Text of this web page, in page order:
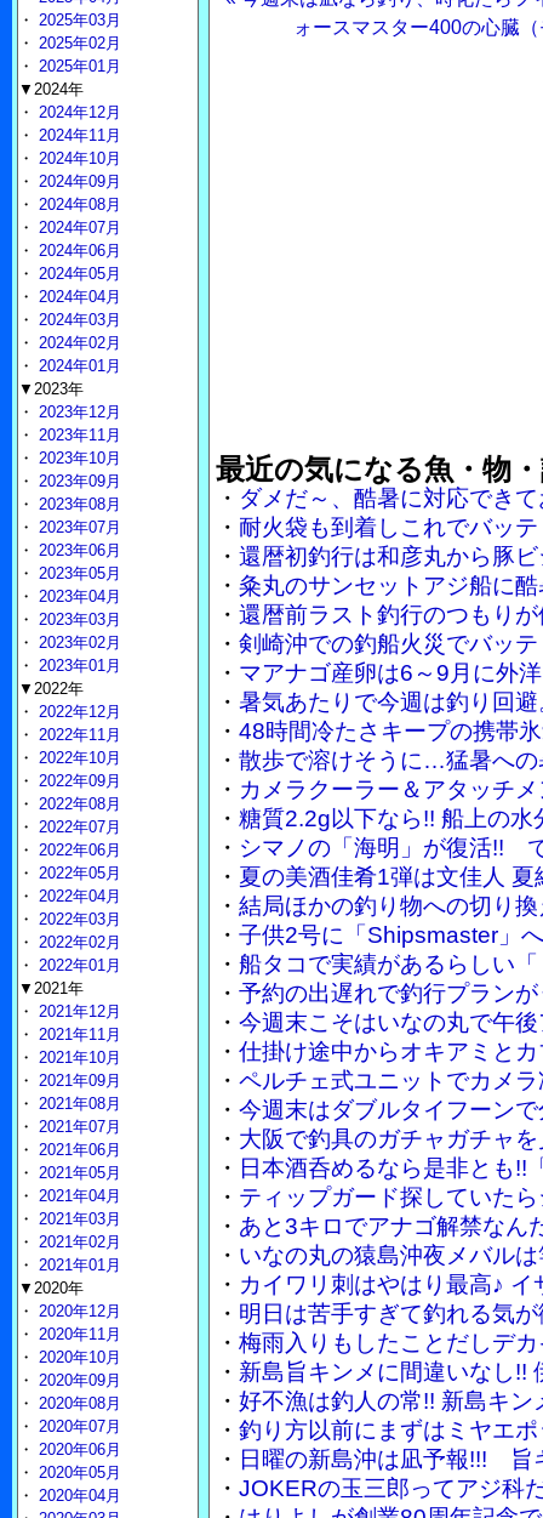
ォースマスター400の心臓
最近の気になる魚・物
・ ダメだ～、酷暑に対応でき
・ 耐火袋も到着しこれでバッ
・ 還暦初釣行は和彦丸から豚
・ 粂丸のサンセットアジ船に
・ 還暦前ラスト釣行のつもり
・ 剣崎沖での釣船火災でバッ
・ マアナゴ産卵は6～9月に外
・ 暑気あたりで今週は釣り回
・ 48時間冷たさキープの携帯
・ 散歩で溶けそうに…猛暑へ
・ カメラクーラー＆アタッチ
・ 糖質2.2g以下なら!! 船上の
・ シマノの「海明」が復活!!
・ 夏の美酒佳肴1弾は文佳人
・ 結局ほかの釣り物への切り
・ 子供2号に「Shipsmaster」
・ 船タコで実績があるらしい
・ 予約の出遅れで釣行プラン
・ 今週末こそはいなの丸で午
・ 仕掛け途中からオキアミと
・ ペルチェ式ユニットでカメ
・ 今週末はダブルタイフーン
・ 大阪で釣具のガチャガチャ
・ 日本酒呑めるなら是非とも!!
・ ティップガード探していた
・ あと3キロでアナゴ解禁なん
・ いなの丸の猿島沖夜メバル
・ カイワリ刺はやはり最高♪
・ 明日は苦手すぎて釣れる気
・ 梅雨入りもしたことだしデ
・ 新島旨キンメに間違いなし!!
・ 好不漁は釣人の常!! 新島キ
・ 釣り方以前にまずはミヤエ
・ 日曜の新島沖は凪予報!!! 旨
・ JOKERの玉三郎ってアジ科
・ 2025年03月
・ 2025年02月
・ 2025年01月
▼2024年
・ 2024年12月
・ 2024年11月
・ 2024年10月
・ 2024年09月
・ 2024年08月
・ 2024年07月
・ 2024年06月
・ 2024年05月
・ 2024年04月
・ 2024年03月
・ 2024年02月
・ 2024年01月
▼2023年
・ 2023年12月
・ 2023年11月
・ 2023年10月
・ 2023年09月
・ 2023年08月
・ 2023年07月
・ 2023年06月
・ 2023年05月
・ 2023年04月
・ 2023年03月
・ 2023年02月
・ 2023年01月
▼2022年
・ 2022年12月
・ 2022年11月
・ 2022年10月
・ 2022年09月
・ 2022年08月
・ 2022年07月
・ 2022年06月
・ 2022年05月
・ 2022年04月
・ 2022年03月
・ 2022年02月
・ 2022年01月
▼2021年
・ 2021年12月
・ 2021年11月
・ 2021年10月
・ 2021年09月
・ 2021年08月
・ 2021年07月
・ 2021年06月
・ 2021年05月
・ 2021年04月
・ 2021年03月
・ 2021年02月
・ 2021年01月
▼2020年
・ 2020年12月
・ 2020年11月
・ 2020年10月
・ 2020年09月
・ 2020年08月
・ 2020年07月
・ 2020年06月
・ 2020年05月
・ 2020年04月